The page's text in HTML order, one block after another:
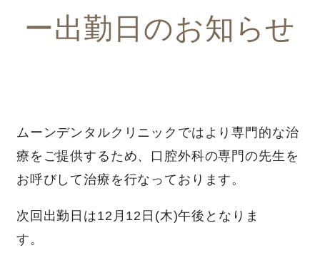
ー出勤日のお知らせ
ムーンデンタルクリニックではより専門的な治
療をご提供するため、口腔外科の専門の先生を
お呼びして治療を行なっております。
次回出勤日は12月12日(木)午後となりま
す。